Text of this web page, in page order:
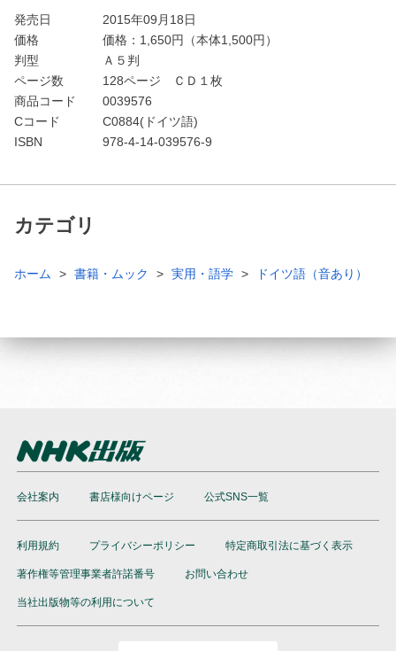
発売日
2015年09月18日
価格
価格： 1,650円（本体1,500円）
判型
Ａ５判
ページ数
128ページ ＣＤ１枚
商品コード
0039576
Cコード
C0884(ドイツ語)
ISBN
978-4-14-039576-9
カテゴリ
ホーム 書籍・ムック 実用・語学 ドイツ語（音あり）
会社案内 書店様向けページ 公式SNS一覧
利用規約 プライバシーポリシー 特定商取引法に基づく表示
著作権等管理事業者許諾番号 お問い合わせ
当社出版物等の利用について